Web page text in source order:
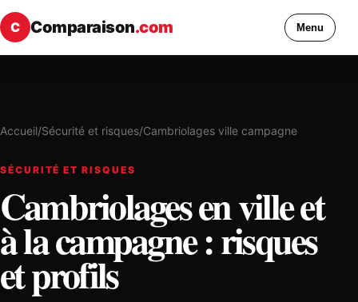
C Comparaison.com Menu
Accueil/Sécurité et risques/Cambriolages ville campagne
SÉCURITÉ ET RISQUES
Cambriolages en ville et
à la campagne : risques
et profils